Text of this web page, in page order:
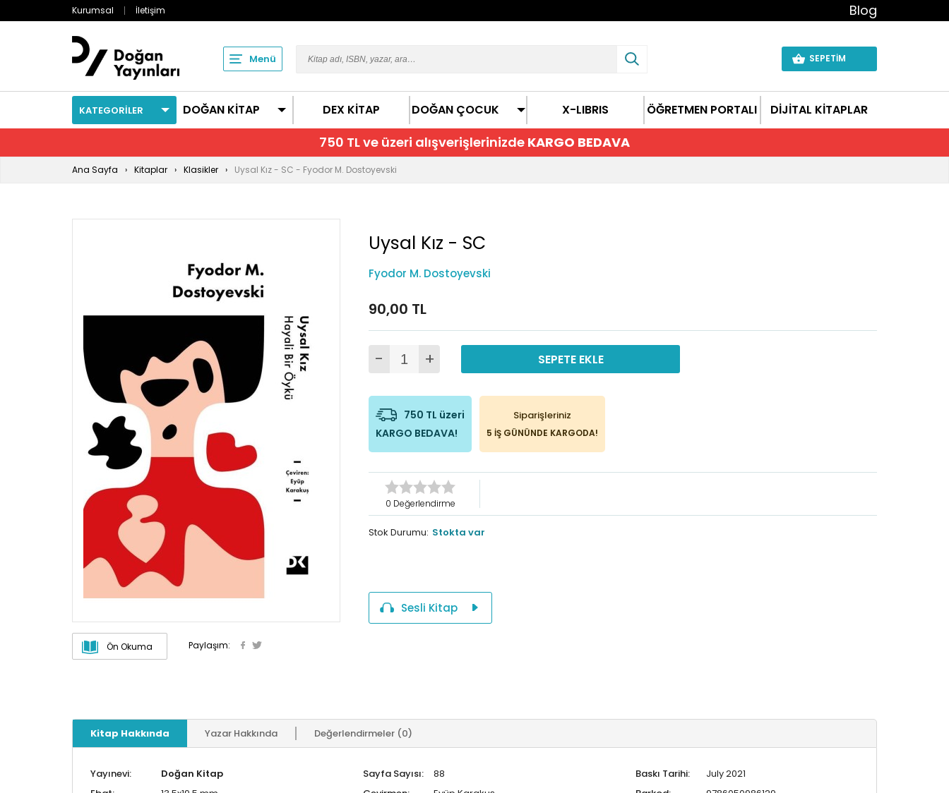
Kurumsal İletişim Blog
Menü SEPETİM
KATEGORİLER DOĞAN KİTAP DEX KİTAP DOĞAN ÇOCUK X-LIBRIS ÖĞRETMEN PORTALI DİJİTAL KİTAPLAR
750 TL ve üzeri alışverişlerinizde KARGO BEDAVA
Ana Sayfa Kitaplar Klasikler Uysal Kız - SC - Fyodor M. Dostoyevski
Ön Okuma Paylaşım:
Uysal Kız - SC
Fyodor M. Dostoyevski
90,00 TL
- + SEPETE EKLE
750 TL üzeri
KARGO BEDAVA!
Siparişleriniz
5 İŞ GÜNÜNDE KARGODA!
0 Değerlendirme
Stok Durumu: Stokta var
Sesli Kitap
Kitap Hakkında Yazar Hakkında Değerlendirmeler (0)
Yayınevi: Doğan Kitap Sayfa Sayısı: 88 Baskı Tarihi:
July 2021